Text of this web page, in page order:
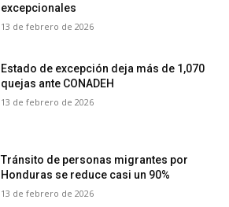
excepcionales
13 de febrero de 2026
Estado de excepción deja más de 1,070
quejas ante CONADEH
13 de febrero de 2026
Tránsito de personas migrantes por
Honduras se reduce casi un 90%
13 de febrero de 2026